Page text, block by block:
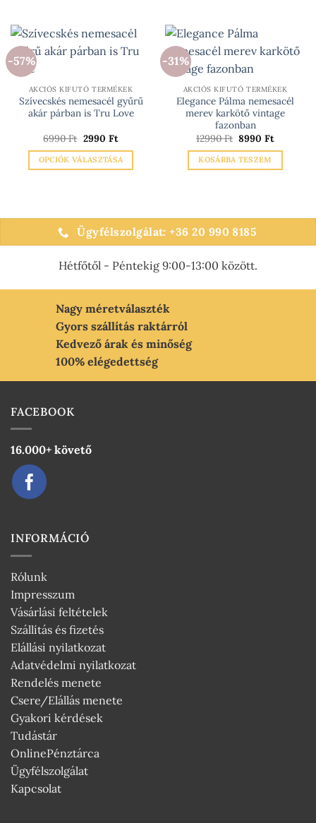
terméknek
több
variációja
A
változatok
a
termékoldalon
választhatók
ki
-57%
AKCIÓS KIFUTÓ TERMÉKEK
Szívecskés nemesacél gyűrű
akár párban is Tru Love
6990Ft Original
price
was:
6990 Ft.
2990 FtCurrent
is:
2990 Ft.
OPCIÓK VÁLASZTÁSA
több
variációja
A
termékoldalon
választhatók
ki
-31%
AKCIÓS KIFUTÓ TERMÉKEK
Elegance Pálma nemesacél
merev karkötő vintage
fazonban
12990Ft Original
price
was:
12990 Ft.
8990Ft
is:
KOSÁRBA TESZEM
Ügyfélszolgálat: +36 20 990 8185
Hétfőtől - Péntekig 9:00-13:00 között.
Nagy méretválaszték
Gyors szállítás raktárról
Kedvező árak és minőség
100% elégedettség
FACEBOOK
16.000+ követő
INFORMÁCIÓ
Rólunk
Impresszum
Vásárlási feltételek
Szállítás és fizetés
Elállási nyilatkozat
Adatvédelmi nyilatkozat
Rendelés menete
Csere/Elállás menete
Gyakori kérdések
Tudástár
OnlinePénztárca
Ügyfélszolgálat
Kapcsolat